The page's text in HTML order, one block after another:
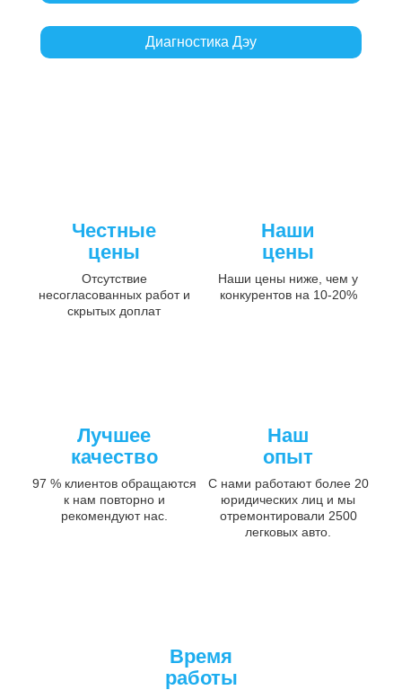
Диагностика Дэу
Честные
цены
Отсутствие
несогласованных работ и
скрытых доплат
Наши
цены
Наши цены ниже, чем у
конкурентов на 10-20%
Лучшее
качество
97 % клиентов обращаются
к нам повторно и
рекомендуют нас.
Наш
опыт
С нами работают более 20
юридических лиц и мы
отремонтировали 2500
легковых авто.
Время
работы